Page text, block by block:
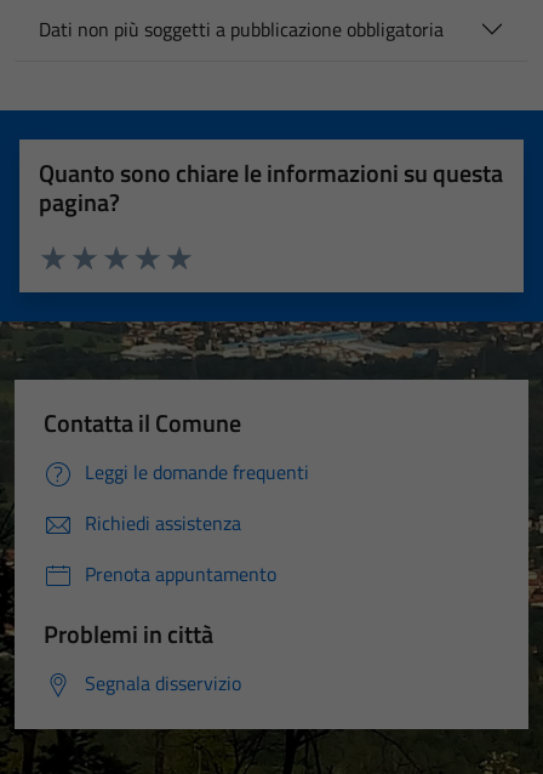
Dati non più soggetti a pubblicazione obbligatoria
Quanto sono chiare le informazioni su questa
pagina?
Valuta 5 stelle su 5
Valuta 4 stelle su 5
Valuta 3 stelle su 5
Valuta 2 stelle su 5
Valuta 1 stelle su 5
Contatta il Comune
Leggi le domande frequenti
Richiedi assistenza
Prenota appuntamento
Problemi in città
Segnala disservizio